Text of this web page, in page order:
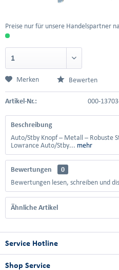
Preise nur für unsere Handelspartner
Merken Bewerten
Artikel-Nr.: 000-
Beschreibung
Auto/Stby Knopf – Metall – Robuste
Lowrance Auto/Stby... mehr
Bewertungen
0
Bewertungen lesen, schreiben und
Ähnliche Artikel
Service Hotline
Shop Service